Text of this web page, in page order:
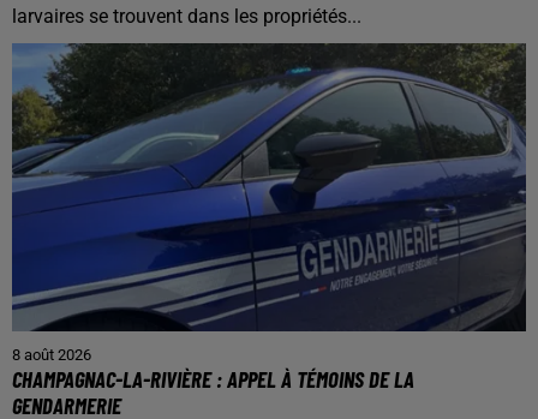
larvaires se trouvent dans les propriétés...
8 août 2026
CHAMPAGNAC-LA-RIVIÈRE : APPEL À TÉMOINS DE LA
GENDARMERIE